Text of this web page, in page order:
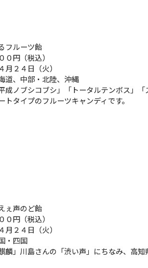
フルーツ飴
０円（税込）
月２４日（火）
道、中部・北陸、沖縄
成ノブシコブシ」「トータルテンボス」
トタイプのフルーツキャンディです。
ぇ声のど飴
０円（税込）
月２４日（火）
・四国
麟」川島さんの「渋い声」にちなみ、高